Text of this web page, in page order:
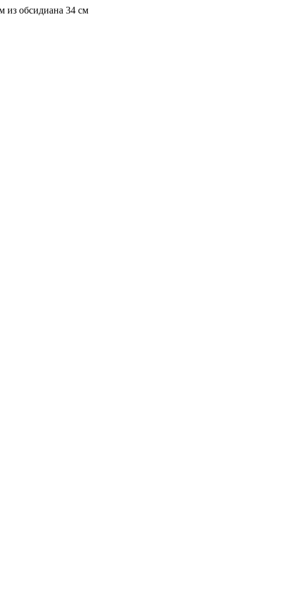
из обсидиана 34 см